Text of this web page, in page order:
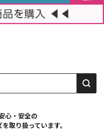
心・安全の
取り扱っています。